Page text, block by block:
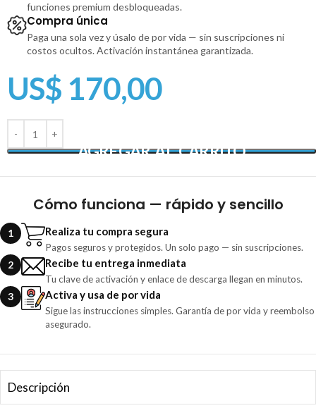
funciones premium desbloqueadas.
Compra única
Paga una sola vez y úsalo de por vida — sin suscripciones ni
costos ocultos. Activación instantánea garantizada.
US$ 170,00
AGREGAR AL CARRITO
Cómo funciona — rápido y sencillo
1 Realiza tu compra segura
Pagos seguros y protegidos. Un solo pago — sin suscripciones.
2 Recibe tu entrega inmediata
Tu clave de activación y enlace de descarga llegan en minutos.
3 Activa y usa de por vida
Sigue las instrucciones simples. Garantía de por vida y reembolso
asegurado.
Descripción